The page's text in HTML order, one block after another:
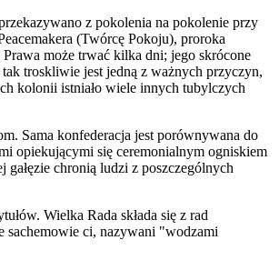
z pokolenia na pokolenie przy
(Twórcę Pokoju), proroka
może trwać kilka dni; jego skrócone
tak troskliwie jest jedną z ważnych przyczyn,
kolonii istniało wiele innych tubylczych
Sama konfederacja jest porównywana do
opiekującymi się ceremonialnym ogniskiem
gałęzie chronią ludzi z poszczególnych
Wielka Rada składa się z rad
sachemowie ci, nazywani "wodzami